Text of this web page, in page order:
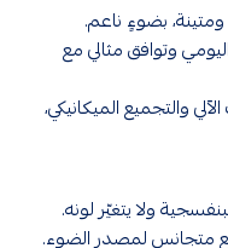
بضوءٍ ناعم.
وتوافق مثالي مع
والتجميع الميكانيكي،
ولا يتغيّر لونه.
متجانس لمصدر الضوء.